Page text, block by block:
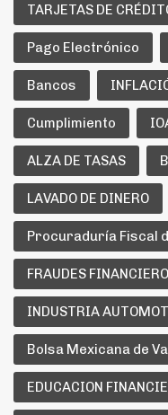
TARJETAS DE
Pago Electrónico
Bancos
Cumplimiento
ALZA DE TASAS
LAVADO DE DINERO
Procuraduría Fiscal
FRAUDES
INDUSTRIA
Bolsa Mexicana de
EDUCACION